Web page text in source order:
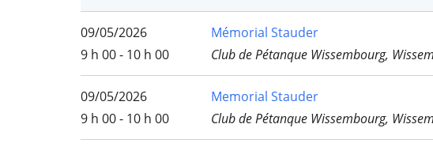
09/05/2026
9 h 00 - 10 h 00
Mémorial Stauder
Club de Pétanque Wissembourg,
09/05/2026
9 h 00 - 10 h 00
Memorial Stauder
Club de Pétanque Wissembourg,